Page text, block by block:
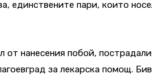
единствените пари, които
от нанесения побой,
за лекарска помощ.